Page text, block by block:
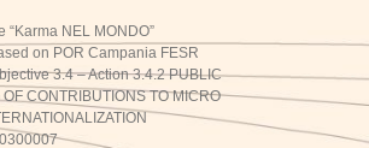
“Karma NEL MONDO”
on POR Campania FESR
3.4 – Action 3.4.2 PUBLIC
CONTRIBUTIONS TO MICRO